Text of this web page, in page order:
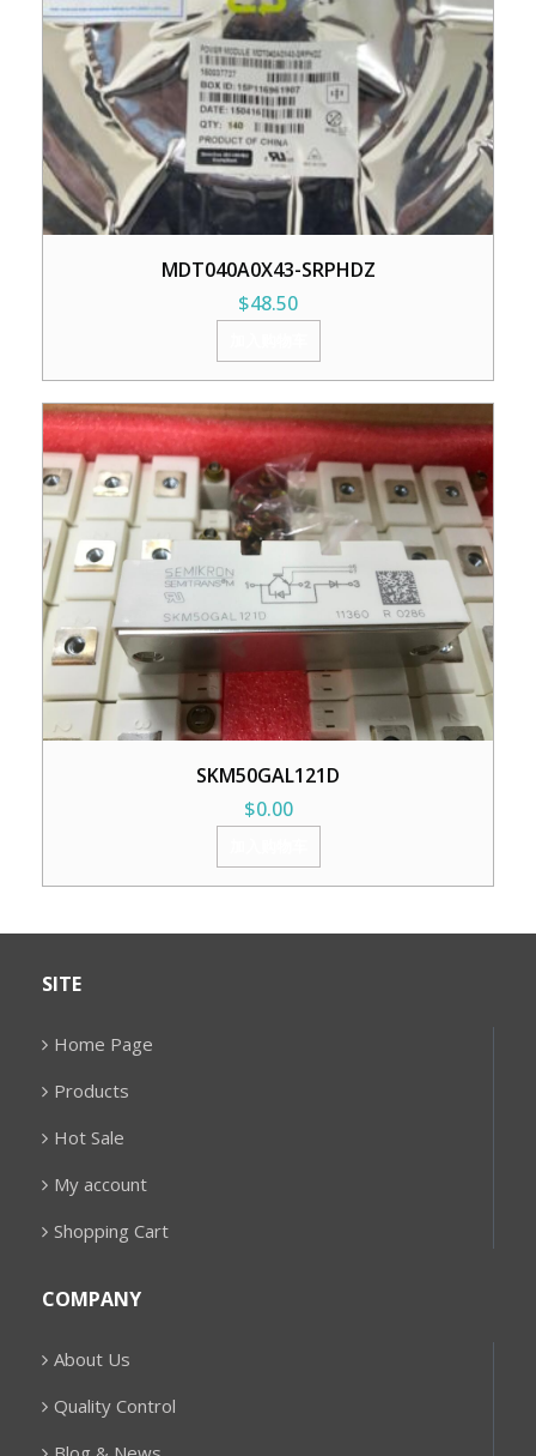
MDT040A0X43-SRPHDZ
$48.50
SKM50GAL121D
$0.00
SITE
Home Page
Products
Hot Sale
My account
Shopping Cart
COMPANY
About Us
Quality Control